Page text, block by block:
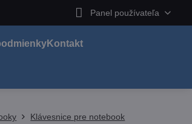
Panel používateľa
Kontakt
Klávesnice pre notebook